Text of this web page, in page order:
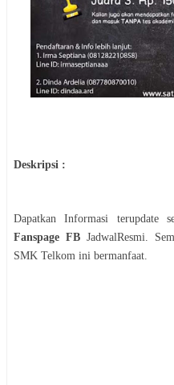
Deskripsi :
Dapatkan Informasi terupdate
Fanspage FBJadwalResmi.
SMK Telkom ini bermanfaat.